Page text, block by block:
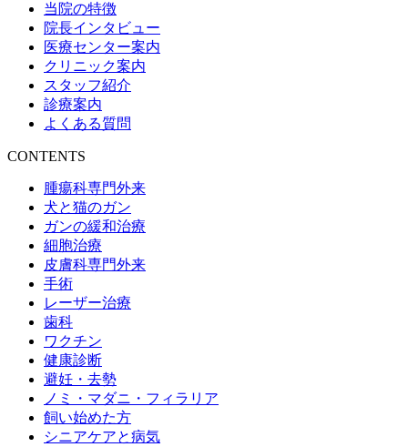
当院の特徴
院長インタビュー
医療センター案内
クリニック案内
スタッフ紹介
診療案内
よくある質問
CONTENTS
腫瘍科専門外来
犬と猫のガン
ガンの緩和治療
細胞治療
皮膚科専門外来
手術
レーザー治療
歯科
ワクチン
健康診断
避妊・去勢
ノミ・マダニ・フィラリア
飼い始めた方
シニアケアと病気